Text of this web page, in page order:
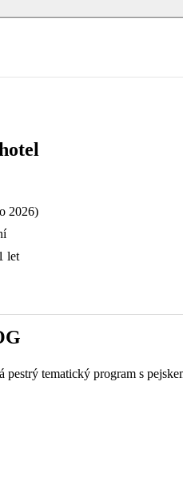
2026)
let
pestrý tematický program s